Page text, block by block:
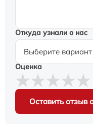
Откуда узнали о нас
Оценка
Оставить отзыв